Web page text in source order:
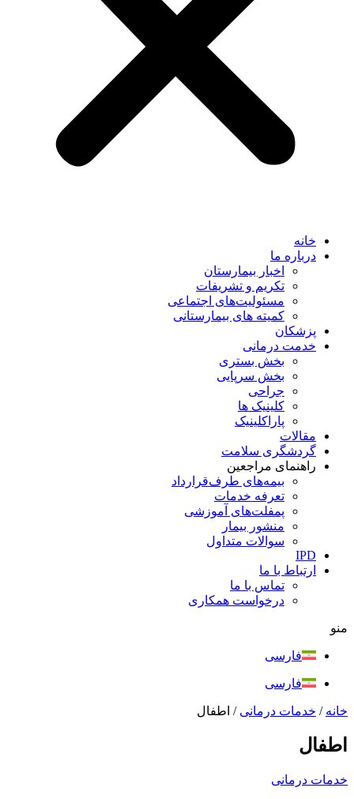
خانه
درباره ما
اخبار بیمارستان
تکریم و تشریفات
مسئولیت‌های اجتماعی
کمیته های بیمارستانی
پزشکان
خدمت درمانی
بخش بستری
بخش سرپایی
جراحی
کلینیک ها
پاراکلینیک
مقالات
گردشگری سلامت
راهنمای مراجعین
بیمه‌های طرف‌قرارداد
تعرفه خدمات
پمفلت‌های آموزشی
منشور بیمار
سوالات متداول
IPD
ارتباط با ما
تماس با ما
درخواست همکاری
منو
فارسی
فارسی
خانه / خدمات درمانی / اطفال
اطفال
خدمات درمانی